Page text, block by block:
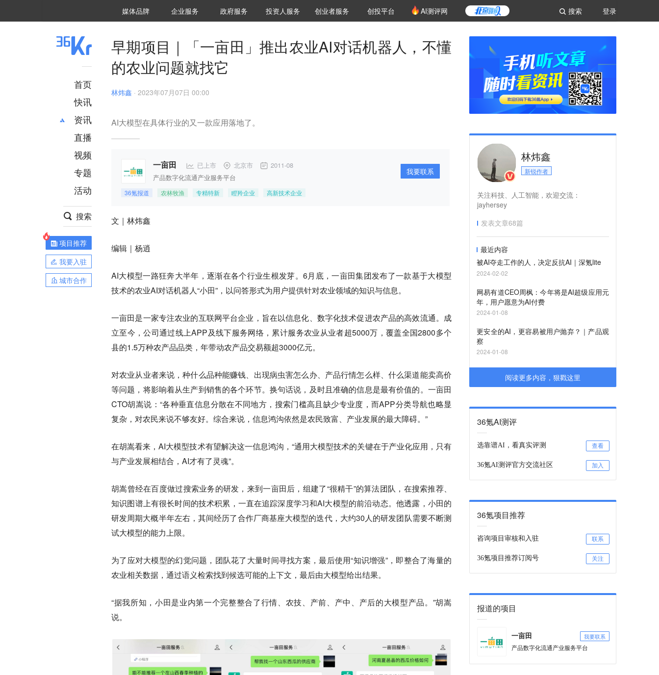
登录
搜索
媒体品牌 36Kr研究院
企业服务 城市之窗
政府服务 VClub投资机构库
投资机构职位推介
投资人服务 创投氪堂
创业者服务 创投平台 AI测评网
首页
快讯
资讯
推荐
财经
项目推荐
安徽
直播
视频
专题
活动
搜索
项目推荐
我要入驻
城市合作
早期项目｜「一亩田」推出农业AI对话机器人，不懂
的农业问题就找它
林炜鑫 · 2023年07月07日 00:00
AI大模型在具体行业的又一款应用落地了。
一亩田 已上市 北京市 2011-08
产品数字化流通产业服务平台
36氪报道 农林牧渔 专精特新 瞪羚企业 高新技术企业
我要联系
文｜林炜鑫
编辑｜杨逍
AI大模型一路狂奔大半年，逐渐在各个行业生根发芽。6月底，一亩田集团发布了一款基于大模型
技术的农业AI对话机器人“小田”，以问答形式为用户提供针对农业领域的知识与信息。
一亩田是一家专注农业的互联网平台企业，旨在以信息化、数字化技术促进农产品的高效流通。成
立至今，公司通过线上APP及线下服务网络，累计服务农业从业者超5000万，覆盖全国2800多个
县的1.5万种农产品品类，年带动农产品交易额超3000亿元。
对农业从业者来说，种什么品种能赚钱、出现病虫害怎么办、产品行情怎么样、什么渠道能卖高价
等问题，将影响着从生产到销售的各个环节。换句话说，及时且准确的信息是最有价值的。一亩田
CTO胡嵩说：“各种垂直信息分散在不同地方，搜索门槛高且缺少专业度，而APP分类导航也略显
复杂，对农民来说不够友好。综合来说，信息鸿沟依然是农民致富、产业发展的最大障碍。”
在胡嵩看来，AI大模型技术有望解决这一信息鸿沟，“通用大模型技术的关键在于产业化应用，只有
与产业发展相结合，AI才有了灵魂”。
胡嵩曾经在百度做过搜索业务的研发，来到一亩田后，组建了“很精干”的算法团队，在搜索推荐、
知识图谱上有很长时间的技术积累，一直在追踪深度学习和AI大模型的前沿动态。他透露，小田的
研发周期大概半年左右，其间经历了合作厂商基座大模型的迭代，大约30人的研发团队需要不断测
试大模型的能力上限。
为了应对大模型的幻觉问题，团队花了大量时间寻找方案，最后使用“知识增强”，即整合了海量的
农业相关数据，通过语义检索找到候选可能的上下文，最后由大模型给出结果。
“据我所知，小田是业内第一个完整整合了行情、农技、产前、产中、产后的大模型产品。”胡嵩
说。
林炜鑫
新锐作者
关注科技、人工智能，欢迎交流：
jayhersey
发表文章68篇
最近内容
被AI夺走工作的人，决定反抗AI｜深氪lite
2024-02-02
网易有道CEO周枫：今年将是AI超级应用元
年，用户愿意为AI付费
2024-01-08
更安全的AI，更容易被用户抛弃？｜产品观
察
2024-01-08
阅读更多内容，狠戳这里
36氪AI测评
选靠谱AI，看真实评测 查看
36氪AI测评官方交流社区 加入
36氪项目推荐
咨询项目审核和入驻 联系
36氪项目推荐订阅号 关注
报道的项目
一亩田 我要联系
产品数字化流通产业服务平台